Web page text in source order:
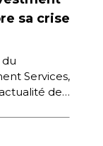
sa crise
Services,
de